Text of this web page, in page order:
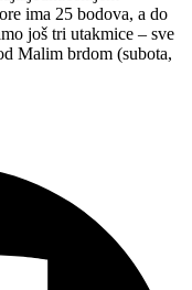
ima 25 bodova, a do
još tri utakmice – sve
Malim brdom (subota,